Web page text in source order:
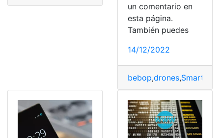
un comentario en
esta página.
También puedes
14/12/2022
bebop,drones,